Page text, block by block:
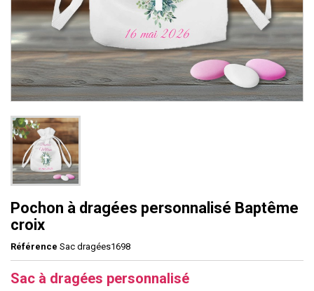
Pochon à dragées personnalisé Baptême
croix
Référence Sac dragées1698
Sac à dragées personnalisé